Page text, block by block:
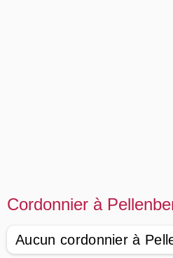
Cordonnier à
Aucun cordonnier à